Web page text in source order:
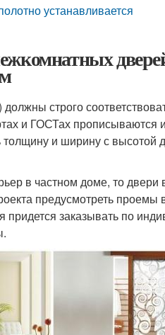
устанавливается
строго
и ГОСТах
и ширину с высотой
в частном доме, то
предусмотреть проемы
заказывать по